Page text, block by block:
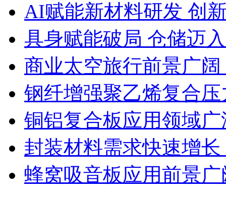
AI赋能新材料研发 创
具身赋能破局 仓储迈
商业太空旅行前景广
钢纤增强聚乙烯复合
铜铝复合板应用领域
封装材料需求快速增
蜂窝吸音板应用前景